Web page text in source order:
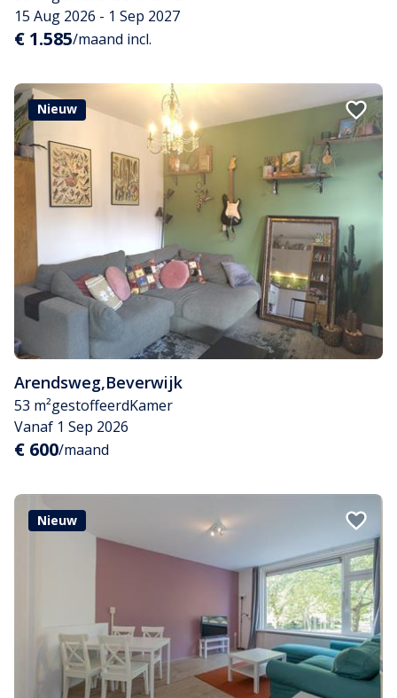
15 Aug 2026 - 1 Sep 2027
€ 1.585/maand incl.
Nieuw
Arendsweg,Beverwijk
53 m²gestoffeerdKamer
Vanaf 1 Sep 2026
€ 600/maand
Nieuw